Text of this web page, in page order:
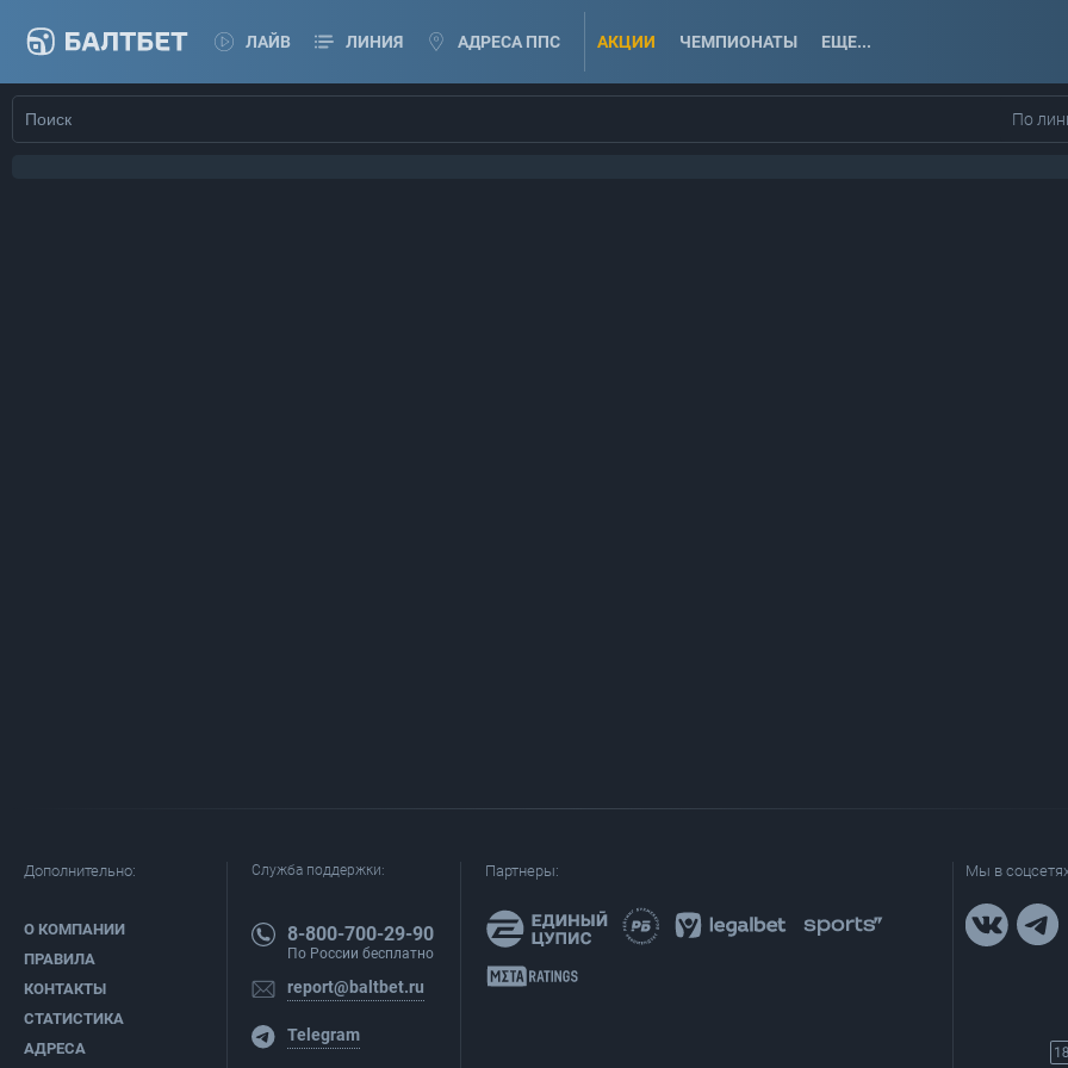
ЛАЙВ ЛИНИЯ АДРЕСА ППС АКЦИИ ЧЕМПИОНАТЫ ЕЩЕ...
По
Дополнительно:
О КОМПАНИИ
ПРАВИЛА
КОНТАКТЫ
СТАТИСТИКА
АДРЕСА
Служба поддержки:
8-800-700-29-90
По России бесплатно
report@baltbet.ru
Telegram
Партнеры: Мы в